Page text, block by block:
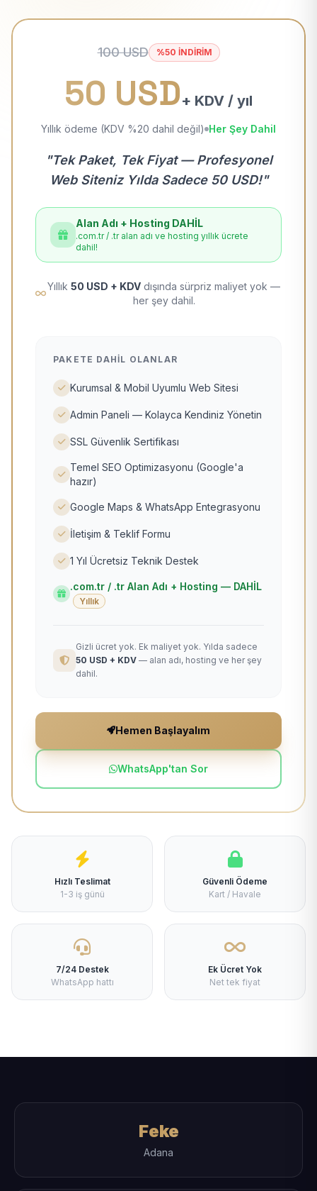
100 USD %50 İNDİRİM
50 USD+ KDV / yıl
Yıllık ödeme (KDV %20 dahil değil) Her Şey Dahil
"Tek Paket, Tek Fiyat — Profesyonel
Web Siteniz Yılda Sadece 50 USD!"
Alan Adı + Hosting DAHİL
.com.tr / .tr alan adı ve hosting yıllık ücrete
dahil!
Yıllık 50 USD + KDV dışında sürpriz maliyet yok —
her şey dahil.
PAKETE DAHIL OLANLAR
Kurumsal & Mobil Uyumlu Web Sitesi
Admin Paneli — Kolayca Kendiniz Yönetin
SSL Güvenlik Sertifikası
Temel SEO Optimizasyonu (Google'a
hazır)
Google Maps & WhatsApp Entegrasyonu
İletişim & Teklif Formu
1 Yıl Ücretsiz Teknik Destek
.com.tr / .tr Alan Adı + Hosting — DAHİL
Yıllık
Gizli ücret yok. Ek maliyet yok. Yılda sadece
50 USD + KDV — alan adı, hosting ve her şey
dahil.
Hemen Başlayalım
WhatsApp'tan Sor
Hızlı Teslimat
1-3 iş günü
Güvenli Ödeme
Kart / Havale
7/24 Destek
WhatsApp hattı
Ek Ücret Yok
Net tek fiyat
Feke
Adana